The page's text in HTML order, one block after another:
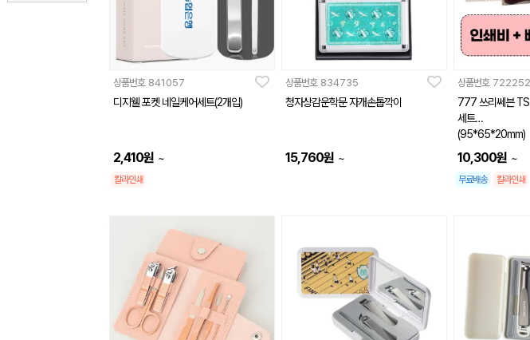
상품번호 841057
디지웰 포켓 네일케어세트(2개입)
2,410원 ~
칼라인쇄
상품번호 834735
청자상감운학문 자개손톱깍이
15,760원 ~
상품번호 722252
777 쓰리쎄븐
세트
(95*65*20mm)
10,300원 ~
무료배송 칼라인쇄